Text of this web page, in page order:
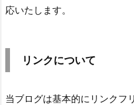
応いたします。
リンクについて
当ブログは基本的にリンクフ